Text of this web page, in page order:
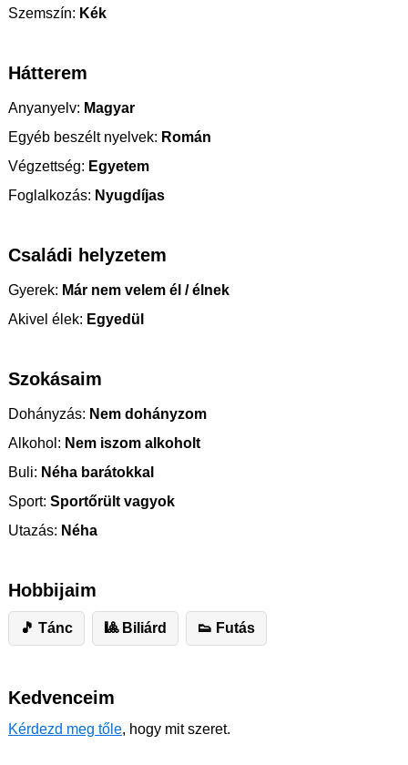
Szemszín: Kék
Hátterem
Anyanyelv: Magyar
Egyéb beszélt nyelvek: Román
Végzettség: Egyetem
Foglalkozás: Nyugdíjas
Családi helyzetem
Gyerek: Már nem velem él / élnek
Akivel élek: Egyedül
Szokásaim
Dohányzás: Nem dohányzom
Alkohol: Nem iszom alkoholt
Buli: Néha barátokkal
Sport: Sportőrült vagyok
Utazás: Néha
Hobbijaim
🎵 Tánc 🎱 Biliárd 👟 Futás
Kedvenceim
Kérdezd meg tőle, hogy mit szeret.